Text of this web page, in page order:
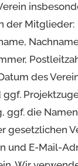
der Mitglieder:
des
ggf. die
gesetzlichen
und E-Mail-